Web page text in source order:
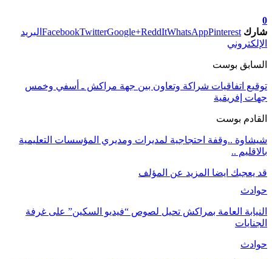
0
شارك
FacebookTwitterGoogle+ReddItWhatsAppPinterest
البريد
الإلكتروني
السابق بوست
توقيع اتفاقيات شراكة وتعاون بين جهة مراكش ـ أسفي وخمس
جهات إفريقية‎
القادم بوست
شيشاوة ..وقفة احتجاجية لمديرات ومديري المؤسسات التعليمية
بالاقليم ..
قد يعجبك ايضا المزيد عن المؤلف
حوادث
النيابة العامة بمراكش تحيل لصوص “فيديو السكين” على غرفة
الجنايات
حوادث